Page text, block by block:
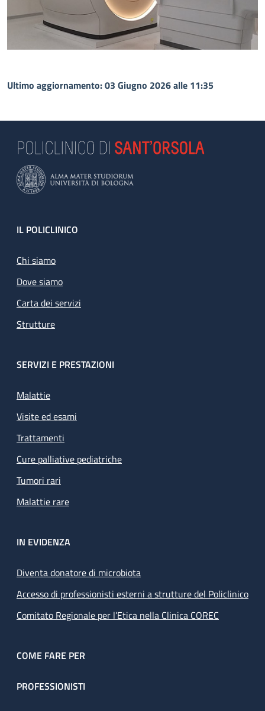
Ultimo aggiornamento: 03 Giugno 2026 alle 11:35
Footer
IL POLICLINICO
Chi siamo
Dove siamo
Carta dei servizi
Strutture
SERVIZI E PRESTAZIONI
Malattie
Visite ed esami
Trattamenti
Cure palliative pediatriche
Tumori rari
Malattie rare
IN EVIDENZA
Diventa donatore di microbiota
Accesso di professionisti esterni a strutture del Policlinico
Comitato Regionale per l’Etica nella Clinica COREC
COME FARE PER
PROFESSIONISTI